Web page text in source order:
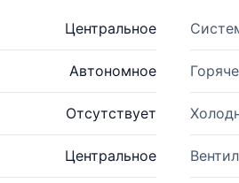
Центральное
Автономное
Отсутствует
Центральное